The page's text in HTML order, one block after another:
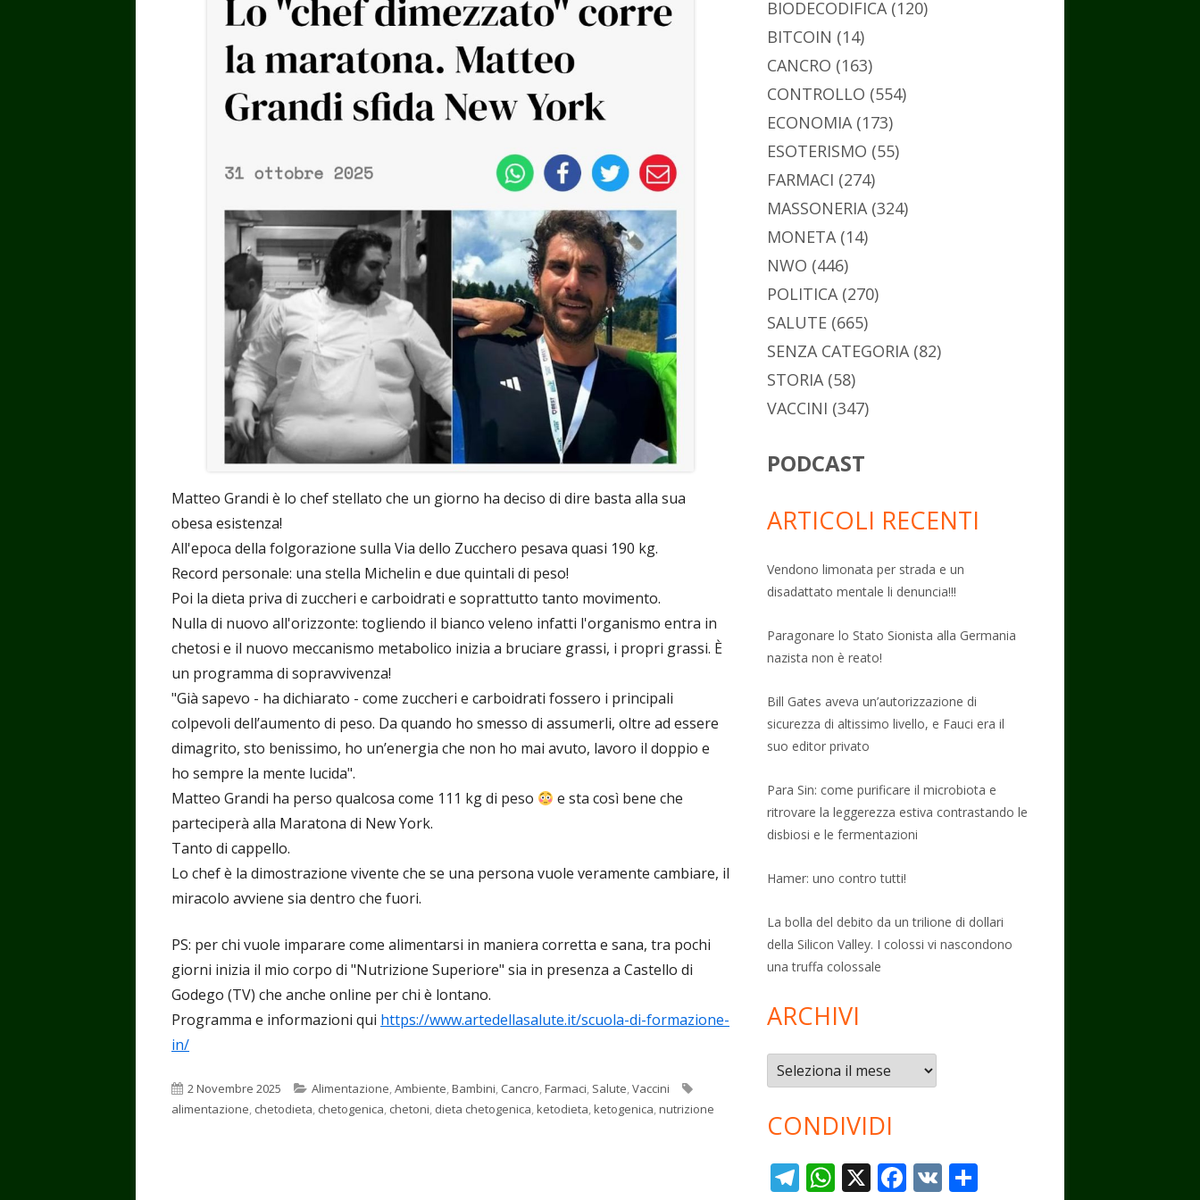
Matteo Grandi è lo chef stellato che un giorno ha deciso di dire basta alla sua
obesa esistenza!
All'epoca della folgorazione sulla Via dello Zucchero pesava quasi 190 kg.
Record personale: una stella Michelin e due quintali di peso!
Poi la dieta priva di zuccheri e carboidrati e soprattutto tanto movimento.
Nulla di nuovo all'orizzonte: togliendo il bianco veleno infatti l'organismo entra in
chetosi e il nuovo meccanismo metabolico inizia a bruciare grassi, i propri grassi. È
un programma di sopravvivenza!
"Già sapevo - ha dichiarato - come zuccheri e carboidrati fossero i principali
colpevoli dell’aumento di peso. Da quando ho smesso di assumerli, oltre ad essere
dimagrito, sto benissimo, ho un’energia che non ho mai avuto, lavoro il doppio e
ho sempre la mente lucida".
Matteo Grandi ha perso qualcosa come 111 kg di peso
e sta così bene che
parteciperà alla Maratona di New York.
Tanto di cappello.
Lo chef è la dimostrazione vivente che se una persona vuole veramente cambiare, il
miracolo avviene sia dentro che fuori.
PS: per chi vuole imparare come alimentarsi in maniera corretta e sana, tra pochi
giorni inizia il mio corpo di "Nutrizione Superiore" sia in presenza a Castello di
Godego (TV) che anche online per chi è lontano.
Programma e informazioni qui https://www.artedellasalute.it/scuola-di-formazione-
in/
Pubblicato
2 Novembre 2025 Categorie
Alimentazione,Ambiente,Bambini, Cancro,Farmaci, Salute,Vaccini
alimentazione, chetodieta, chetogenica, chetoni, dieta chetogenica,ketodieta,ketogenica,nutrizione
BIODECODIFICA(120)
BITCOIN (14)
CANCRO (163)
CONTROLLO (554)
ECONOMIA(173)
ESOTERISMO (55)
FARMACI (274)
MASSONERIA(324)
MONETA(14)
NWO (446)
POLITICA(270)
SALUTE (665)
SENZA CATEGORIA(82)
STORIA(58)
VACCINI (347)
PODCAST
ARTICOLI RECENTI
Vendono limonata per strada e un
disadattato mentale li denuncia!!!
Paragonare lo Stato Sionista alla Germania
nazista non è reato!
Bill Gates aveva un’autorizzazione di
sicurezza di altissimo livello, e Fauci era il
suo editor privato
Para Sin: come purificare il microbiota e
ritrovare la leggerezza estiva contrastando le
disbiosi e le fermentazioni
Hamer: uno contro tutti!
La bolla del debito da un trilione di dollari
della Silicon Valley. I colossi vi nascondono
una truffa colossale
ARCHIVI
Archivi
CONDIVIDI
T W X F V